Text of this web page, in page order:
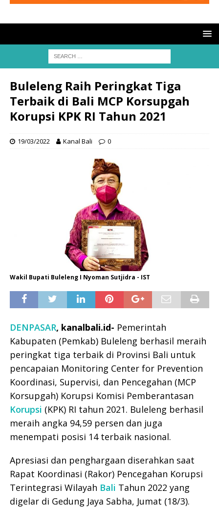
Buleleng Raih Peringkat Tiga
Terbaik di Bali MCP Korsupgah
Korupsi KPK RI Tahun 2021
19/03/2022 Kanal Bali 0
Wakil Bupati Buleleng I Nyoman Sutjidra - IST
DENPASAR, kanalbali.id- Pemerintah
Kabupaten (Pemkab) Buleleng berhasil meraih
peringkat tiga terbaik di Provinsi Bali untuk
pencapaian Monitoring Center for Prevention
Koordinasi, Supervisi, dan Pencegahan (MCP
Korsupgah) Korupsi Komisi Pemberantasan
Korupsi (KPK) RI tahun 2021. Buleleng berhasil
meraih angka 94,59 persen dan juga
menempati posisi 14 terbaik nasional.
Apresiasi dan penghargaan diserahkan saat
Rapat Koordinasi (Rakor) Pencegahan Korupsi
Terintegrasi Wilayah Bali Tahun 2022 yang
digelar di Gedung Jaya Sabha, Jumat (18/3).